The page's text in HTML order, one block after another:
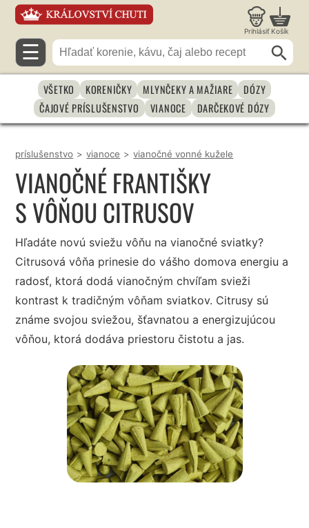
Prihlásiť Košík
☰
VŠETKO KORENIČKY MLYNČEKY A MAŽIARE
DÓZY
ČAJOVÉ PRÍSLUŠENSTVO
VIANOCE DARČEKOVÉ DÓZY
príslušenstvo > vianoce > vianočné vonné kužele
VIANOČNÉ FRANTIŠKY
S VÔŇOU CITRUSOV
Hľadáte novú sviežu vôňu na vianočné sviatky?
Citrusová vôňa prinesie do vášho domova energiu a
radosť, ktorá dodá vianočným chvíľam svieži
kontrast k tradičným vôňam sviatkov. Citrusy sú
známe svojou sviežou, šťavnatou a energizujúcou
vôňou, ktorá dodáva priestoru čistotu a jas.